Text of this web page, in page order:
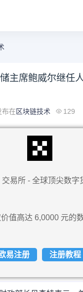
主席鲍威尔继任
布在区块链技术 129
交易所 - 全球顶尖数字
值高达 6,0000 元的
欧易注册 注册教程